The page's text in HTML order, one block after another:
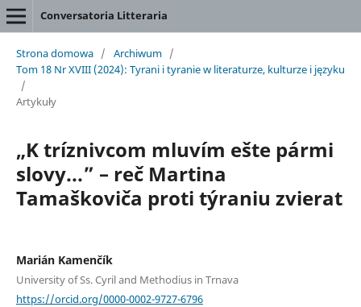
Conversatoria Litteraria
Strona domowa / Archiwum /
Tom 18 Nr XVIII (2024): Tyrani i tyranie w literaturze, kulturze i języku
/
Artykuły
„K tríznivcom mluvím ešte pármi
slovy...” – reč Martina
Tamaškoviča proti týraniu zvierat
Marián Kamenčík
University of Ss. Cyril and Methodius in Trnava
https://orcid.org/0000-0002-9727-6796